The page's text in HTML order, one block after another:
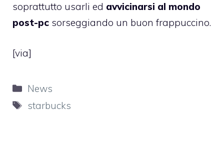
soprattutto usarli ed avvicinarsi al mondo
post-pc sorseggiando un buon frappuccino.
[via]
Categorie
News
Tag
starbucks